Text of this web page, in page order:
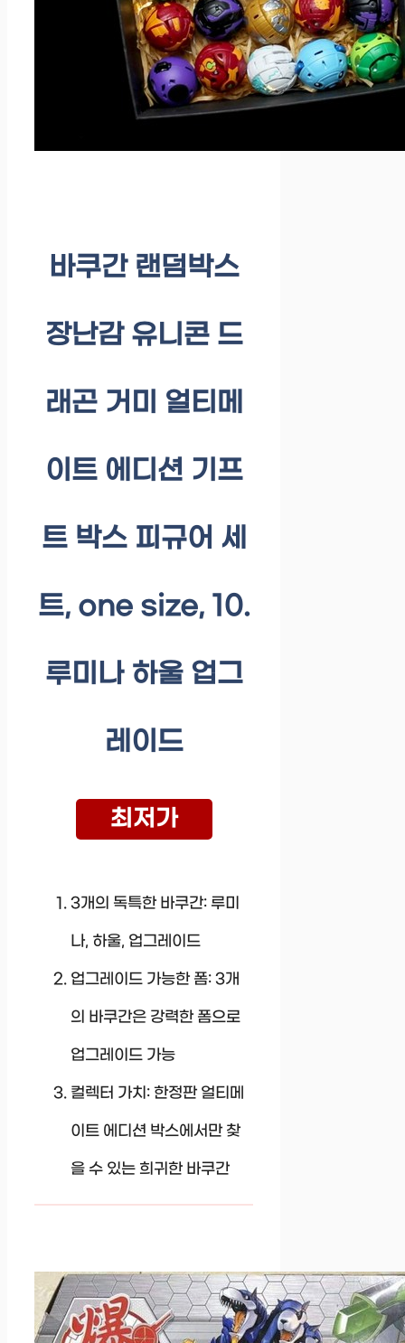
바쿠간 랜덤박스
장난감 유니콘 드
래곤 거미 얼티메
이트 에디션 기프
트 박스 피규어 세
트, one size, 10.
루미나 하울 업그
레이드
최저가
3개의 독특한 바쿠간: 루미
나, 하울, 업그레이드
업그레이드 가능한 폼: 3개
의 바쿠간은 강력한 폼으로
업그레이드 가능
컬렉터 가치: 한정판 얼티메
이트 에디션 박스에서만 찾
을 수 있는 희귀한 바쿠간